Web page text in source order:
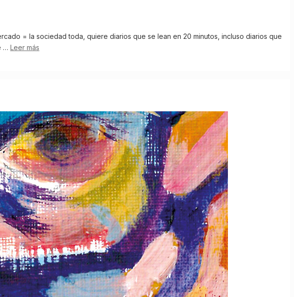
= la sociedad toda, quiere diarios que se lean en 20 minutos, incluso diarios que
… Leer más